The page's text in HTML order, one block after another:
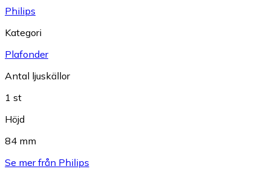
Philips
Kategori
Plafonder
Antal ljuskällor
1 st
Höjd
84 mm
Se mer från Philips